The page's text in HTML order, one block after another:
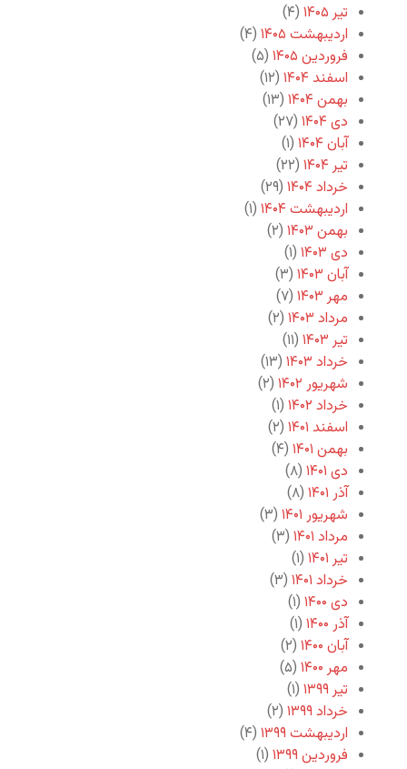
تیر ۱۴۰۵
(۴)
اردیبهشت ۱۴۰۵
(۴)
فروردین ۱۴۰۵
(۵)
اسفند ۱۴۰۴
(۱۲)
بهمن ۱۴۰۴
(۱۳)
دی ۱۴۰۴
(۲۷)
آبان ۱۴۰۴
(۱)
تیر ۱۴۰۴
(۲۲)
خرداد ۱۴۰۴
(۲۹)
اردیبهشت ۱۴۰۴
(۱)
بهمن ۱۴۰۳
(۲)
دی ۱۴۰۳
(۱)
آبان ۱۴۰۳
(۳)
مهر ۱۴۰۳
(۷)
مرداد ۱۴۰۳
(۲)
تیر ۱۴۰۳
(۱۱)
خرداد ۱۴۰۳
(۱۳)
شهریور ۱۴۰۲
(۲)
خرداد ۱۴۰۲
(۱)
اسفند ۱۴۰۱
(۲)
بهمن ۱۴۰۱
(۴)
دی ۱۴۰۱
(۸)
آذر ۱۴۰۱
(۸)
شهریور ۱۴۰۱
(۳)
مرداد ۱۴۰۱
(۳)
تیر ۱۴۰۱
(۱)
خرداد ۱۴۰۱
(۳)
دی ۱۴۰۰
(۱)
آذر ۱۴۰۰
(۱)
آبان ۱۴۰۰
(۲)
مهر ۱۴۰۰
(۵)
تیر ۱۳۹۹
(۱)
خرداد ۱۳۹۹
(۲)
اردیبهشت ۱۳۹۹
(۴)
فروردین ۱۳۹۹
(۱)